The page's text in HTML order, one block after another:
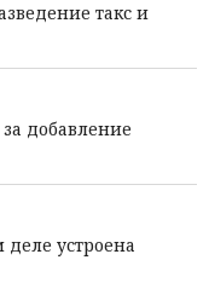
такс и
добавление
устроена